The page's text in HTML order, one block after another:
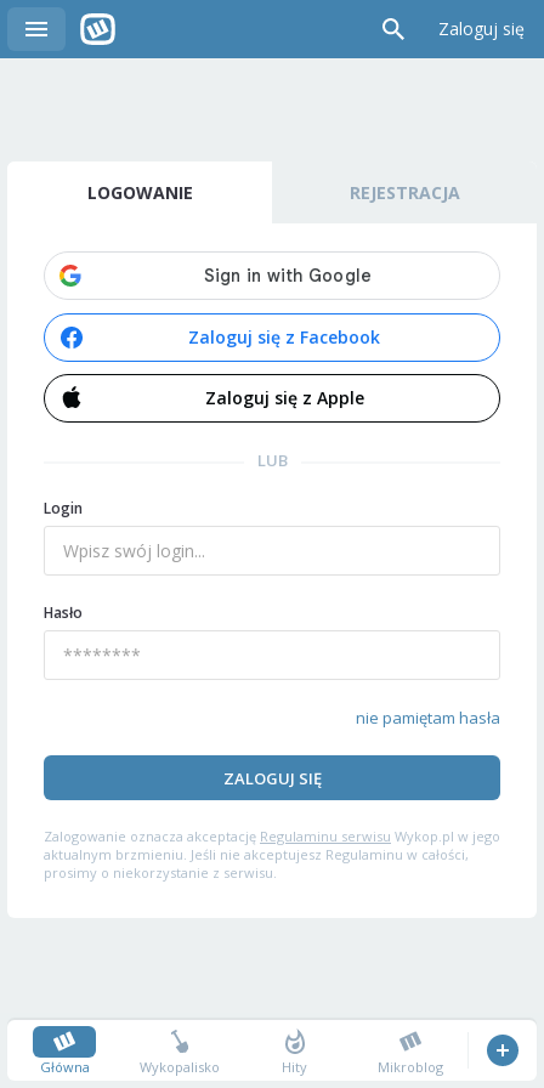
Zaloguj się
LOGOWANIE REJESTRACJA
Zaloguj się z Facebook
Zaloguj się z Apple
LUB
Login
Hasło
nie pamiętam hasła
ZALOGUJ SIĘ
Zalogowanie oznacza akceptację Regulaminu serwisu Wykop.pl w jego
aktualnym brzmieniu. Jeśli nie akceptujesz Regulaminu w całości,
prosimy o niekorzystanie z serwisu.
Główna Wykopalisko Hity Mikroblog